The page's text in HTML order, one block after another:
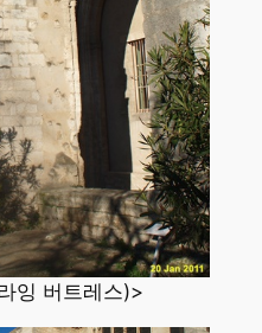
잉 버트레스)>